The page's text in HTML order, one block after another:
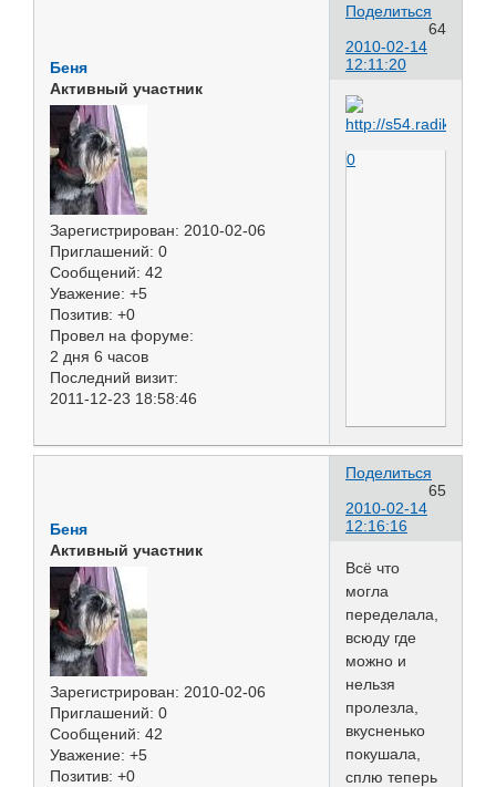
Поделиться
64
2010-02-14
12:11:20
Беня
Активный участник
Зарегистрирован: 2010-02-06
Приглашений: 0
Сообщений: 42
Уважение: +5
Позитив: +0
Провел на форуме:
2 дня 6 часов
Последний визит:
2011-12-23 18:58:46
0
Поделиться
65
2010-02-14
12:16:16
Беня
Активный участник
Зарегистрирован: 2010-02-06
Приглашений: 0
Сообщений: 42
Уважение: +5
Позитив: +0
Всё что
могла
переделала,
всюду где
можно и
нельзя
пролезла,
вкусненько
покушала,
сплю теперь